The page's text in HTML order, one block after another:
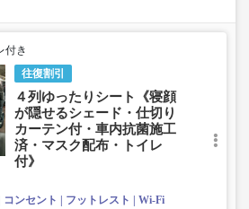
入常時換気にて５分で空気入替
降口にご用意しております
い席があります）、使い捨てスリッ
・予備車の場合は下記と一部設備が
往復割引
付き
４列ゆったりシート《寝顔
が隠せるシェード・仕切り
カーテン付・車内抗菌施工
済・マスク配布・トイレ
付》
コンセント フットレスト
Wi-Fi